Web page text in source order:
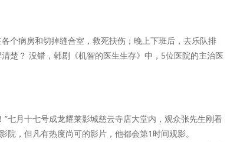
个病房和切掉缝合室，救死扶伤；晚上下班后，去乐队排
楚？ 没错，韩剧《机智的医生生存》中，5位医院的主治医
七月十七号成龙耀莱影城慈云寺店大堂内，观众张先生刚看
院，但凡有热度尚可的影片，他都会第1时间观影。